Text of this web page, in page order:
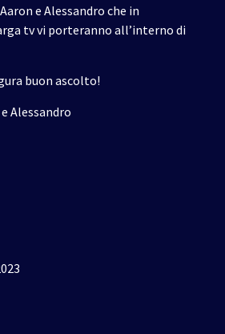
e Alessandro che in
tv vi porteranno all’interno di
buon ascolto!
Alessandro